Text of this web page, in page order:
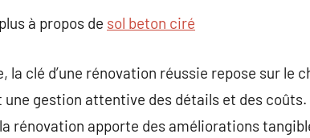
à propos de sol beton ciré
la clé d’une rénovation réussie repose sur
une gestion attentive des détails et des
rénovation apporte des améliorations